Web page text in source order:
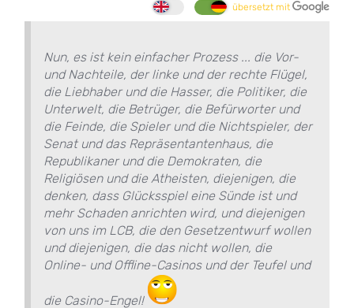
übersetzt mit
Nun, es ist kein einfacher Prozess ... die Vor-
und Nachteile, der linke und der rechte Flügel,
die Liebhaber und die Hasser, die Politiker, die
Unterwelt, die Betrüger, die Befürworter und
die Feinde, die Spieler und die Nichtspieler, der
Senat und das Repräsentantenhaus, die
Republikaner und die Demokraten, die
Religiösen und die Atheisten, diejenigen, die
denken, dass Glücksspiel eine Sünde ist und
mehr Schaden anrichten wird, und diejenigen
von uns im LCB, die den Gesetzentwurf wollen
und diejenigen, die das nicht wollen, die
Online- und Offline-Casinos und der Teufel und
die Casino-Engel!